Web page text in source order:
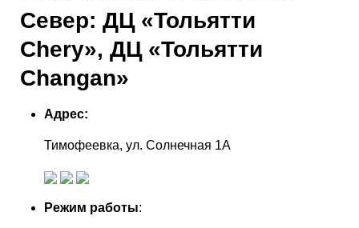
Север: ДЦ «Тольятти
Chery», ДЦ «Тольятти
Changan»
Адрес:
Тимофеевка, ул. Солнечная 1А
Режим работы: